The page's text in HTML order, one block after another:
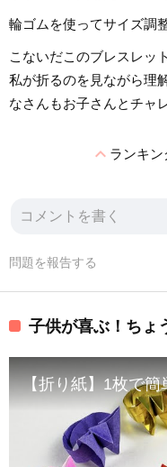
輪ゴムを使ってサイズ調
こないだこのブレスレッ
私が折るのを見ながら理
なさんもお子さんとチャ
expand_lessランキン
問題を報告する
子供が喜ぶ！ちょ
【折り紙】1枚で簡